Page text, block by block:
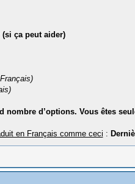
ça peut aider)
nombre d’options. Vous êtes
en Français comme ceci :